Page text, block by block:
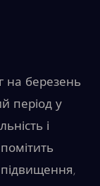
на березень
період у
і